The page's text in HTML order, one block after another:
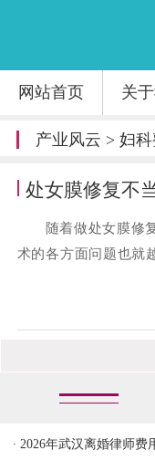
网站首页 关
产业风云 > 妇
处女膜修复不
随着做处女膜修
术的各方面问题也就
· 2026年武汉离婚律师费